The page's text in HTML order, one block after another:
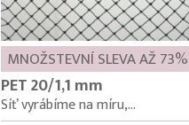
MNOŽSTEVNÍ SLEVA AŽ 73%
PET 20/1,1 mm
Síť vyrábíme na míru,...